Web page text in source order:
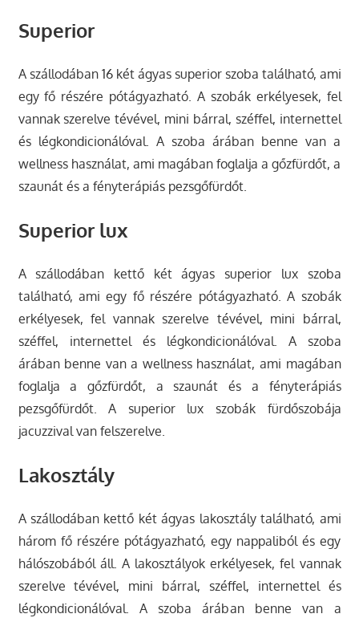
Superior
A szállodában 16 két ágyas superior szoba található, ami
egy fő részére pótágyazható. A szobák erkélyesek, fel
vannak szerelve tévével, mini bárral, széffel, internettel
és légkondicionálóval. A szoba árában benne van a
wellness használat, ami magában foglalja a gőzfürdőt, a
szaunát és a fényterápiás pezsgőfürdőt.
Superior lux
A szállodában kettő két ágyas superior lux szoba
található, ami egy fő részére pótágyazható. A szobák
erkélyesek, fel vannak szerelve tévével, mini bárral,
széffel, internettel és légkondicionálóval. A szoba
árában benne van a wellness használat, ami magában
foglalja a gőzfürdőt, a szaunát és a fényterápiás
pezsgőfürdőt. A superior lux szobák fürdőszobája
jacuzzival van felszerelve.
Lakosztály
A szállodában kettő két ágyas lakosztály található, ami
három fő részére pótágyazható, egy nappaliból és egy
hálószobából áll. A lakosztályok erkélyesek, fel vannak
szerelve tévével, mini bárral, széffel, internettel és
légkondicionálóval. A szoba árában benne van a